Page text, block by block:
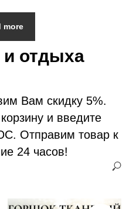
more
отдыха
Вам скидку 5%.
и введите
Отправим товар к
24 часов!